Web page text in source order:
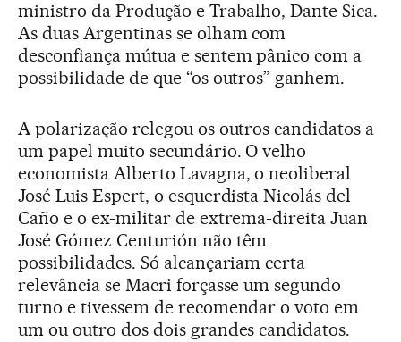
ministro da Produção e Trabalho, Dante Sica.
As duas Argentinas se olham com
desconfiança mútua e sentem pânico com a
possibilidade de que “os outros” ganhem.
A polarização relegou os outros candidatos a
um papel muito secundário. O velho
economista Alberto Lavagna, o neoliberal
José Luis Espert, o esquerdista Nicolás del
Caño e o ex-militar de extrema-direita Juan
José Gómez Centurión não têm
possibilidades. Só alcançariam certa
relevância se Macri forçasse um segundo
turno e tivessem de recomendar o voto em
um ou outro dos dois grandes candidatos.